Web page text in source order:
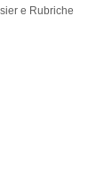
e Rubriche